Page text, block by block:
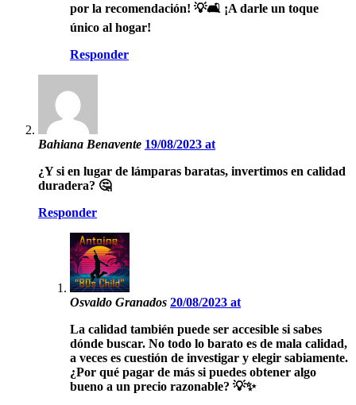
por la recomendación! 💡🛋️ ¡A darle un toque
único al hogar!
Responder
Bahiana Benavente 19/08/2023 at
¿Y si en lugar de lámparas baratas, invertimos en calidad
duradera? 🤔
Responder
Osvaldo Granados 20/08/2023 at
La calidad también puede ser accesible si sabes
dónde buscar. No todo lo barato es de mala calidad,
a veces es cuestión de investigar y elegir sabiamente.
¿Por qué pagar de más si puedes obtener algo
bueno a un precio razonable? 💡✨